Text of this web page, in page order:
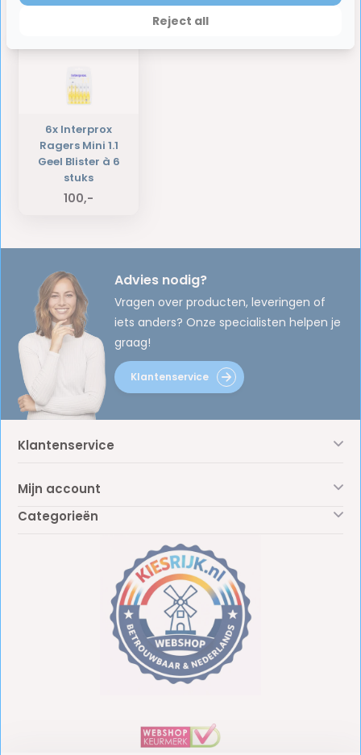
Laatst bekeken producten
6x Interprox
Ragers Mini 1.1
Geel Blister à 6
stuks
100,-
Advies nodig?
Vragen over producten, leveringen of
iets anders? Onze specialisten helpen je
graag!
Klantenservice
Klantenservice
Mijn account
Categorieën
Reject all